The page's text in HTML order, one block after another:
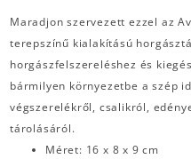
Maradjon szervezett ezzel az
terepszínű kialakítású
horgászfelszereléshez és
bármilyen környezetbe a szép
végszerelékről, csalikról,
tárolásáról.
Méret: 16 x 8 x 9 cm